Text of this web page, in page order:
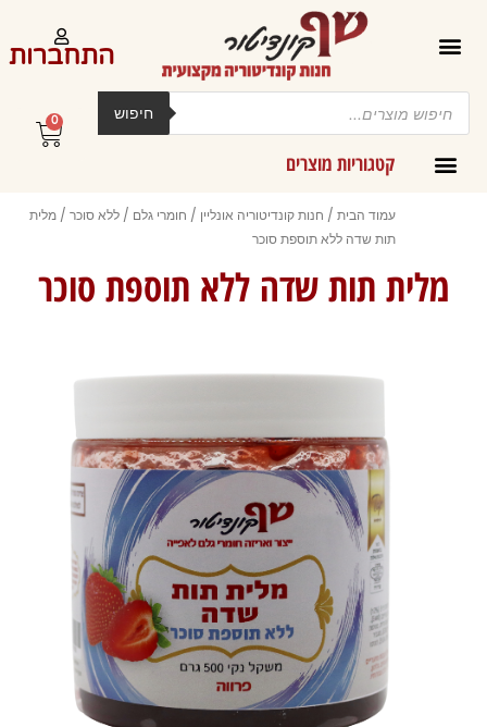
התחברות
Products
search
חיפוש
קטגוריות מוצרים
0
עגלת
קניות
עמוד הבית / חנות קונדיטוריה אונליין / חומרי גלם / ללא סוכר / מלית
תות שדה ללא תוספת סוכר
מלית תות שדה ללא תוספת סוכר